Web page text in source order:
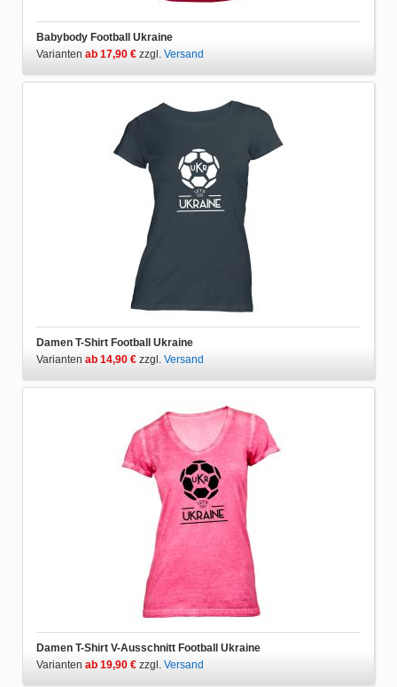
Babybody Football Ukraine
Varianten ab 17,90 € zzgl. Versand
Damen T-Shirt Football Ukraine
Varianten ab 14,90 € zzgl. Versand
Damen T-Shirt V-Ausschnitt Football Ukraine
Varianten ab 19,90 € zzgl. Versand